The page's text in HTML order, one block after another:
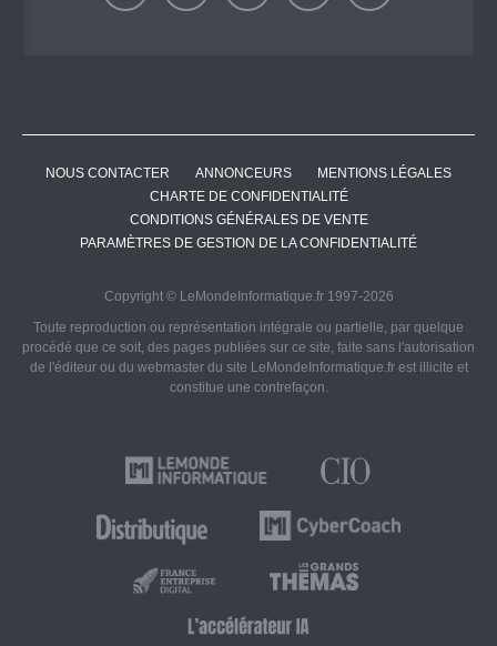
NOUS CONTACTER ANNONCEURS
MENTIONS LÉGALES
CHARTE DE CONFIDENTIALITÉ
CONDITIONS GÉNÉRALES DE VENTE
PARAMÈTRES DE GESTION DE LA CONFIDENTIALITÉ
Copyright © LeMondeInformatique.fr 1997-2026
Toute reproduction ou représentation intégrale ou partielle, par quelque
procédé que ce soit, des pages publiées sur ce site, faite sans l'autorisation
de l'éditeur ou du webmaster du site LeMondeInformatique.fr est illicite et
constitue une contrefaçon.